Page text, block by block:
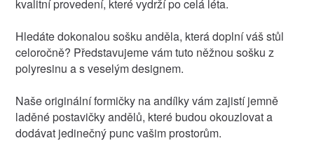
kvalitní provedení, které vydrží po celá léta.
Hledáte dokonalou sošku anděla, která doplní váš stůl
celoročně? Představujeme vám tuto něžnou sošku z
polyresinu a s veselým designem.
Naše originální formičky na andílky vám zajistí jemně
laděné postavičky andělů, které budou okouzlovat a
dodávat jedinečný punc vašim prostorům.